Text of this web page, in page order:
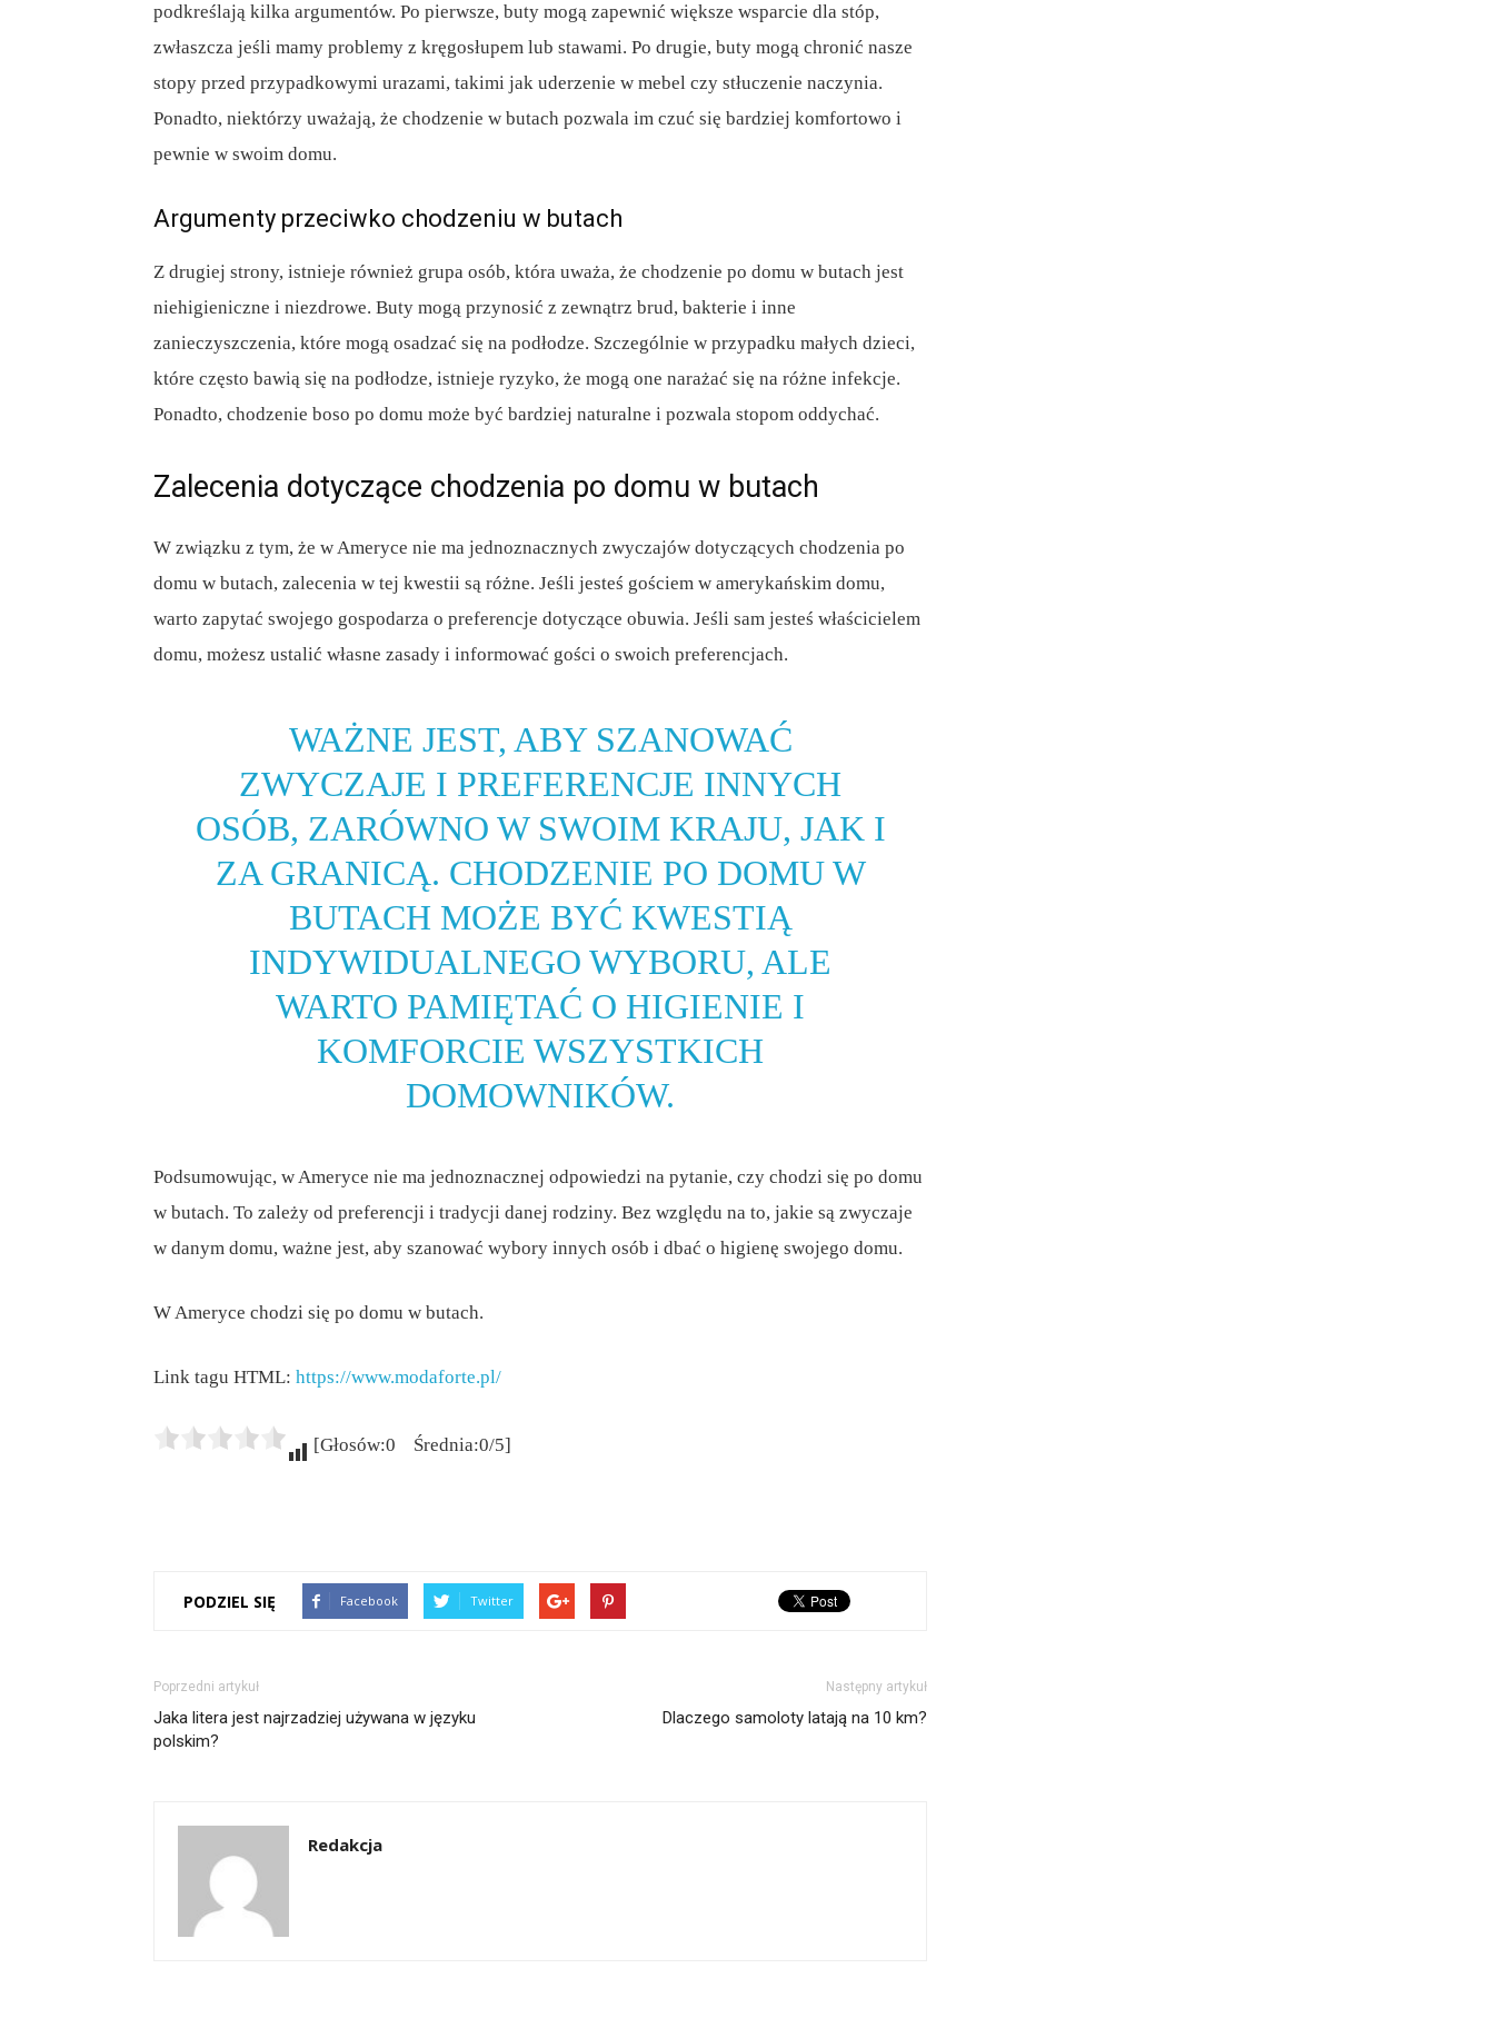
podkreślają kilka argumentów. Po pierwsze, buty mogą zapewnić większe wsparcie dla stóp,
zwłaszcza jeśli mamy problemy z kręgosłupem lub stawami. Po drugie, buty mogą chronić nasze
stopy przed przypadkowymi urazami, takimi jak uderzenie w mebel czy stłuczenie naczynia.
Ponadto, niektórzy uważają, że chodzenie w butach pozwala im czuć się bardziej komfortowo i
pewnie w swoim domu.
Argumenty przeciwko chodzeniu w butach
Z drugiej strony, istnieje również grupa osób, która uważa, że chodzenie po domu w butach jest
niehigieniczne i niezdrowe. Buty mogą przynosić z zewnątrz brud, bakterie i inne
zanieczyszczenia, które mogą osadzać się na podłodze. Szczególnie w przypadku małych dzieci,
które często bawią się na podłodze, istnieje ryzyko, że mogą one narażać się na różne infekcje.
Ponadto, chodzenie boso po domu może być bardziej naturalne i pozwala stopom oddychać.
Zalecenia dotyczące chodzenia po domu w butach
W związku z tym, że w Ameryce nie ma jednoznacznych zwyczajów dotyczących chodzenia po
domu w butach, zalecenia w tej kwestii są różne. Jeśli jesteś gościem w amerykańskim domu,
warto zapytać swojego gospodarza o preferencje dotyczące obuwia. Jeśli sam jesteś właścicielem
domu, możesz ustalić własne zasady i informować gości o swoich preferencjach.
WAŻNE JEST, ABY SZANOWAĆ
ZWYCZAJE I PREFERENCJE INNYCH
OSÓB, ZARÓWNO W SWOIM KRAJU, JAK I
ZA GRANICĄ. CHODZENIE PO DOMU W
BUTACH MOŻE BYĆ KWESTIĄ
INDYWIDUALNEGO WYBORU, ALE
WARTO PAMIĘTAĆ O HIGIENIE I
KOMFORCIE WSZYSTKICH
DOMOWNIKÓW.
Podsumowując, w Ameryce nie ma jednoznacznej odpowiedzi na pytanie, czy chodzi się po domu
w butach. To zależy od preferencji i tradycji danej rodziny. Bez względu na to, jakie są zwyczaje
w danym domu, ważne jest, aby szanować wybory innych osób i dbać o higienę swojego domu.
W Ameryce chodzi się po domu w butach.
Link tagu HTML: https://www.modaforte.pl/
[Głosów:0 Średnia:0/5]
PODZIEL SIĘ Facebook Twitter
Poprzedni artykuł
Jaka litera jest najrzadziej używana w języku
polskim?
Następny artykuł
Dlaczego samoloty latają na 10 km?
Redakcja